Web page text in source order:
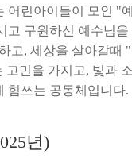
어린아이들이 모인 "
고 구원하신 예수님을
고, 세상을 살아갈때
고민을 가지고, 빛과
힘쓰는 공동체입니다.
년)